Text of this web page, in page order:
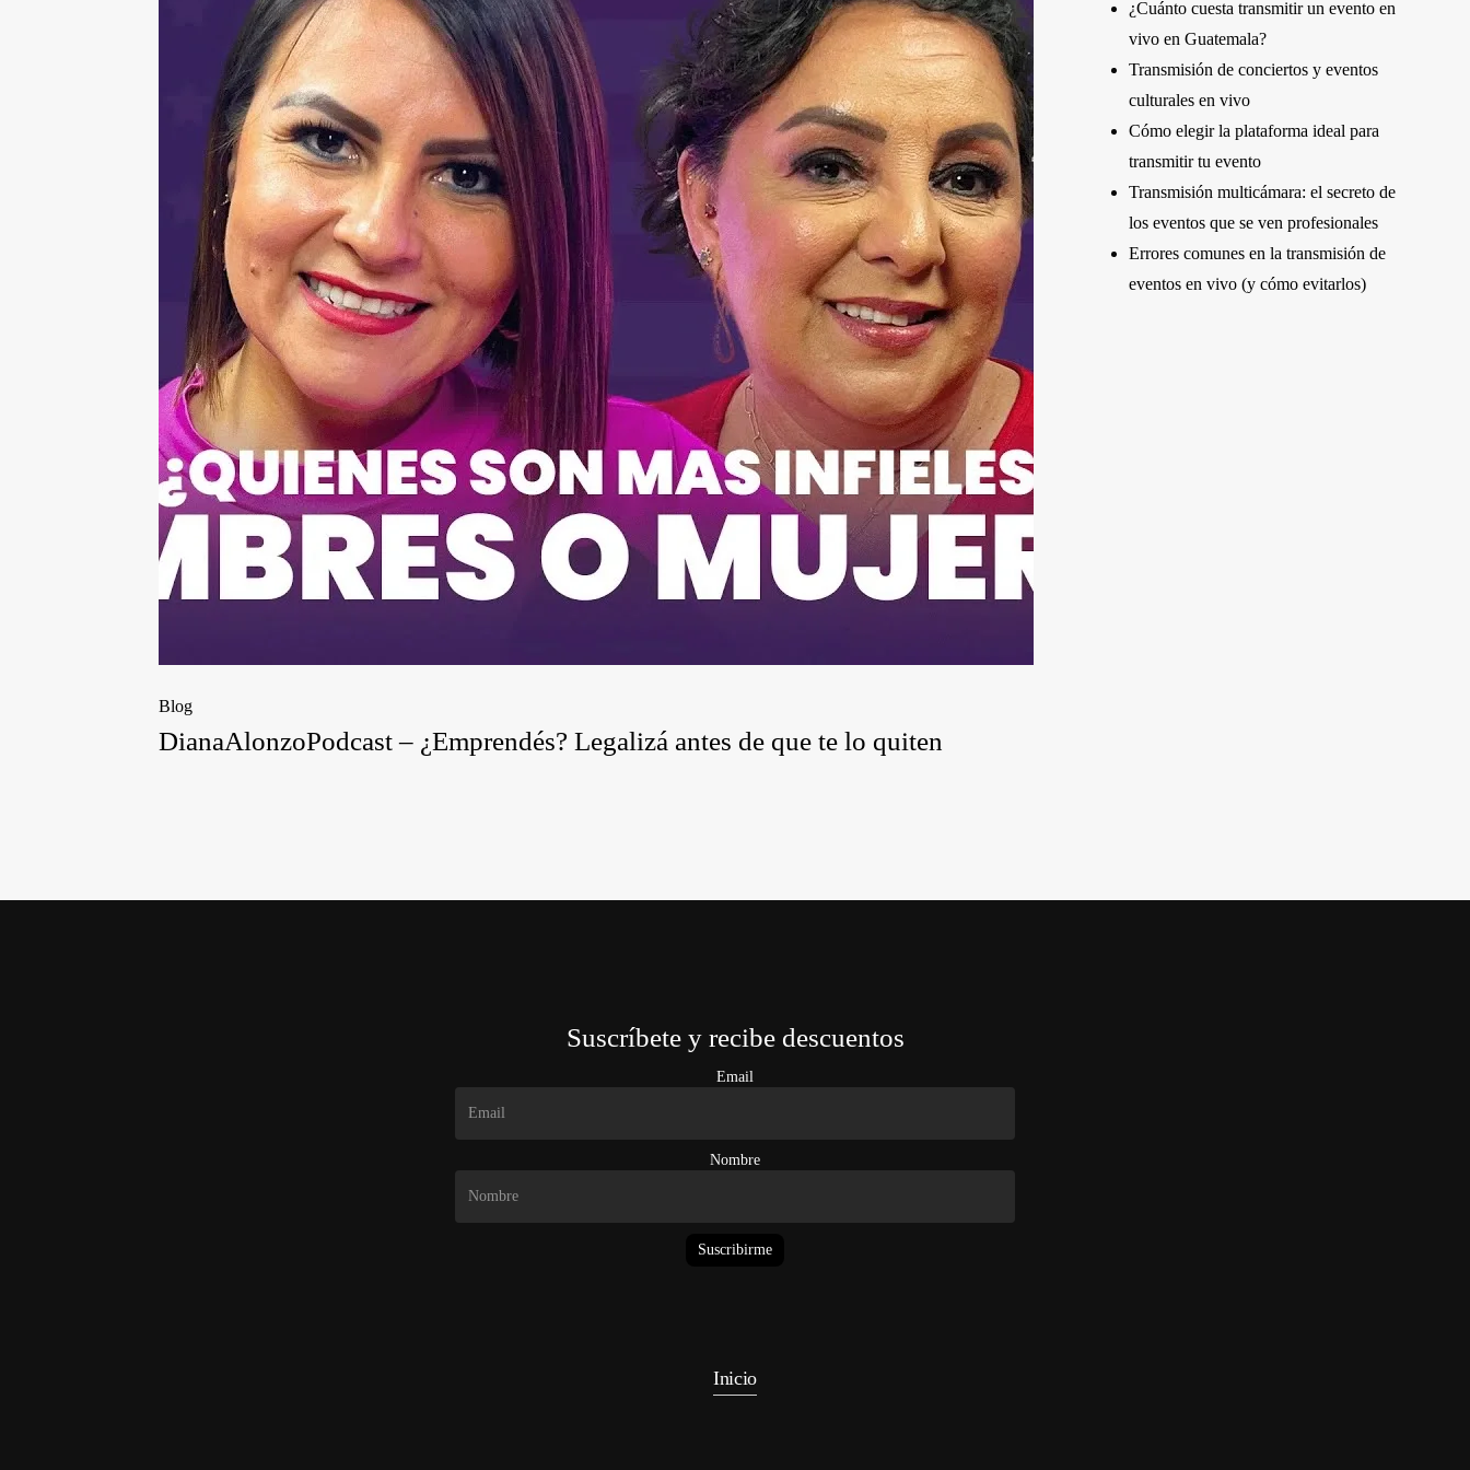
Blog
DianaAlonzoPodcast – ¿Emprendés? Legalizá antes de que te lo quiten
¿Cuánto cuesta transmitir un evento en
vivo en Guatemala?
Transmisión de conciertos y eventos
culturales en vivo
Cómo elegir la plataforma ideal para
transmitir tu evento
Transmisión multicámara: el secreto de
los eventos que se ven profesionales
Errores comunes en la transmisión de
eventos en vivo (y cómo evitarlos)
Suscríbete y recibe descuentos
Email
Nombre
Suscribirme
Inicio